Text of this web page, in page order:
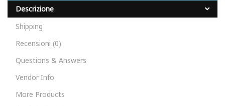
Descrizione
Shipping
Recensioni (0)
Questions & Answers
Vendor Info
More Products